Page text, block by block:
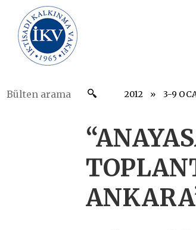
2012 3-9